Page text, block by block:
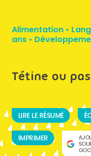
Alimentation •
ans •
Tétine ou
LIRE LE RÉSUMÉ
IMPRIMER